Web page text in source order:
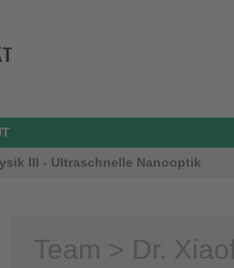
III - Ultraschnelle Nanooptik
Team > Dr.